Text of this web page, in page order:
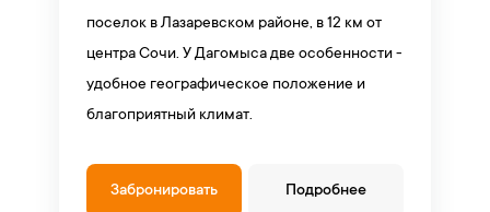
поселок в Лазаревском районе, в 12 км от
центра Сочи. У Дагомыса две особенности -
удобное географическое положение и
благоприятный климат.
Забронировать Подробнее